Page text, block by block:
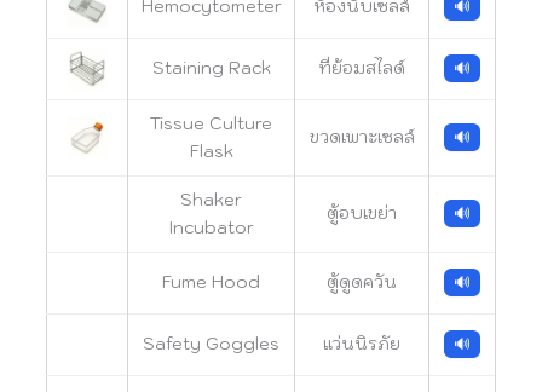
Hemocytometer ห้องนับเซลล์ 🔊
Staining Rack ที่ย้อมสไลด์ 🔊
Tissue Culture
Flask
ขวดเพาะเซลล์ 🔊
Shaker
Incubator
ตู้อบเขย่า 🔊
Fume Hood ตู้ดูดควัน 🔊
Safety Goggles แว่นนิรภัย 🔊